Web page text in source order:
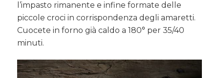
l’impasto rimanente e infine formate delle
piccole croci in corrispondenza degli amaretti.
Cuocete in forno già caldo a 180° per 35/40
minuti.